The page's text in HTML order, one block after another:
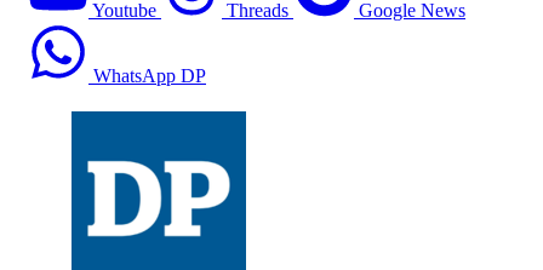
Youtube Threads Google News
WhatsApp DP